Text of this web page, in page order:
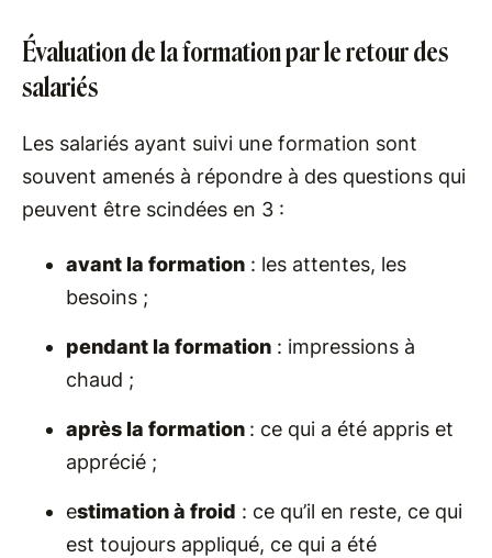
Évaluation de la formation par le retour des
salariés
Les salariés ayant suivi une formation sont
souvent amenés à répondre à des questions qui
peuvent être scindées en 3 :
avant la formation : les attentes, les
besoins ;
pendant la formation : impressions à
chaud ;
après la formation : ce qui a été appris et
apprécié ;
estimation à froid : ce qu’il en reste, ce qui
est toujours appliqué, ce qui a été